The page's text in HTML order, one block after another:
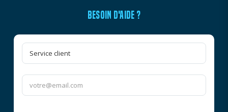
BESOIN D'AIDE ?